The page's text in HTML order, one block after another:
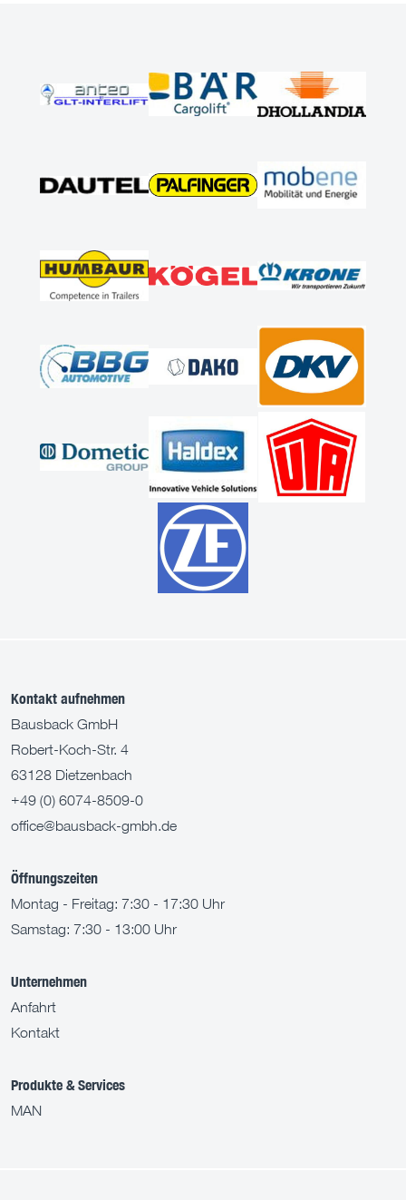
Kontakt aufnehmen
Bausback GmbH
Robert-Koch-Str. 4
63128 Dietzenbach
+49 (0) 6074-8509-0
office@bausback-gmbh.de
Öffnungszeiten
Montag - Freitag: 7:30 - 17:30 Uhr
Samstag: 7:30 - 13:00 Uhr
Unternehmen
Anfahrt
Kontakt
Produkte & Services
MAN